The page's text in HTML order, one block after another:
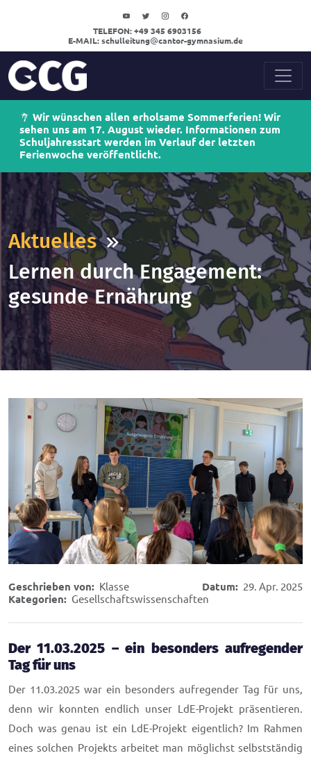
TELEFON: +49 345 6903156
E-MAIL: schulleitung cantor-gymnasium.de
Wir wünschen allen erholsame Sommerferien! Wir
sehen uns am 17. August wieder. Informationen zum
Schuljahresstart werden im Verlauf der letzten
Ferienwoche veröffentlicht.
Aktuelles
Lernen durch Engagement:
gesunde Ernährung
Geschrieben von: Klasse Datum: 29. Apr. 2025
Kategorien: Gesellschaftswissenschaften
Der 11.03.2025 – ein besonders aufregender
Tag für uns
Der 11.03.2025 war ein besonders aufregender Tag für uns,
denn wir konnten endlich unser LdE-Projekt präsentieren.
Doch was genau ist ein LdE-Projekt eigentlich? Im Rahmen
eines solchen Projekts arbeitet man möglichst selbstständig